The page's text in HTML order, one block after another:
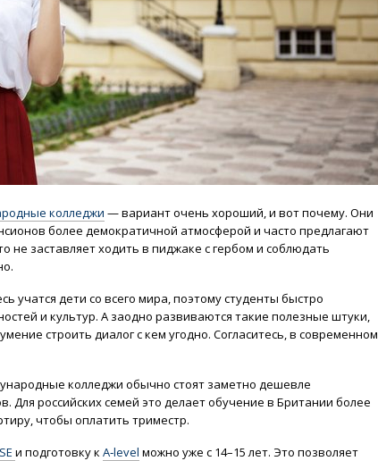
колледжи — вариант очень хороший, и вот почему. Они
более демократичной атмосферой и часто предлагают
заставляет ходить в пиджаке с гербом и соблюдать
учатся дети со всего мира, поэтому студенты быстро
и культур. А заодно развиваются такие полезные штуки,
строить диалог с кем угодно. Согласитесь, в современном
колледжи обычно стоят заметно дешевле
Для российских семей это делает обучение в Британии более
чтобы оплатить триместр.
и подготовку к A‑level можно уже с 14–15 лет. Это позволяет